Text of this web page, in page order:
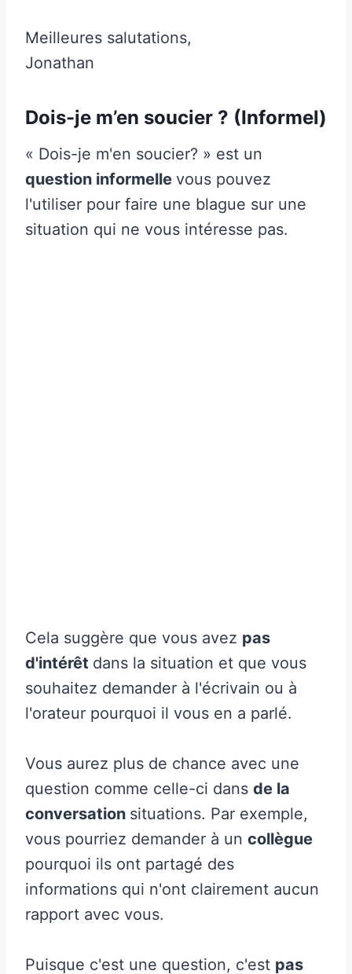
Meilleures salutations,
Jonathan
Dois-je m’en soucier ? (Informel)
« Dois-je m'en soucier? » est un
question informelle vous pouvez
l'utiliser pour faire une blague sur une
situation qui ne vous intéresse pas.
Cela suggère que vous avez pas
d'intérêt dans la situation et que vous
souhaitez demander à l'écrivain ou à
l'orateur pourquoi il vous en a parlé.
Vous aurez plus de chance avec une
question comme celle-ci dans de la
conversation situations. Par exemple,
vous pourriez demander à un collègue
pourquoi ils ont partagé des
informations qui n'ont clairement aucun
rapport avec vous.
Puisque c'est une question, c'est pas